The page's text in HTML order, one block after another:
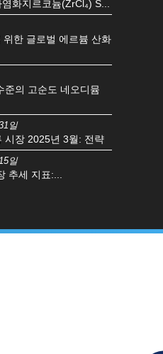
화지르코늄(ZrCl₄) S...
위한 글로벌 에르븀 산화
준의 고순도 네오디뮴
일
시장 2025년 3월: 전략
일
추세 지표:...